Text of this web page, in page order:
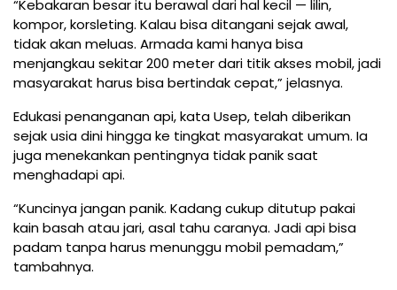
“Kebakaran besar itu berawal dari hal kecil — lilin,
kompor, korsleting. Kalau bisa ditangani sejak awal,
tidak akan meluas. Armada kami hanya bisa
menjangkau sekitar 200 meter dari titik akses mobil, jadi
masyarakat harus bisa bertindak cepat,” jelasnya.
Edukasi penanganan api, kata Usep, telah diberikan
sejak usia dini hingga ke tingkat masyarakat umum. Ia
juga menekankan pentingnya tidak panik saat
menghadapi api.
“Kuncinya jangan panik. Kadang cukup ditutup pakai
kain basah atau jari, asal tahu caranya. Jadi api bisa
padam tanpa harus menunggu mobil pemadam,”
tambahnya.